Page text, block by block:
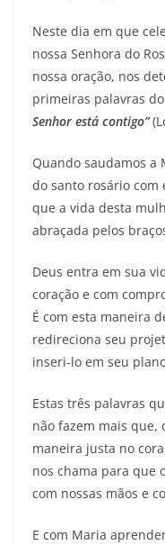
Neste dia em que
nossa Senhora do
nossa oração, nos
primeiras palavras
Senhor está contigo”
Quando saudamos a
do santo rosário com
que a vida desta
abraçada pelos
Deus entra em sua
coração e com
É com esta maneira
redireciona seu
inseri-lo em seu
Estas três palavras
não fazem mais que,
maneira justa no
nos chama para que
com nossas mãos e
E com Maria